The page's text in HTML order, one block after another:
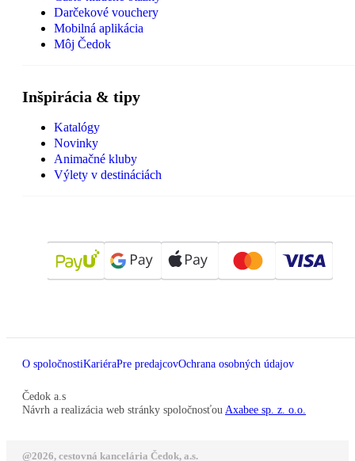
Darčekové vouchery
Mobilná aplikácia
Môj Čedok
Inšpirácia & tipy
Katalógy
Novinky
Animačné kluby
Výlety v destináciách
O spoločnostiKariéraPre predajcovOchrana osobných údajov
Čedok a.s
Návrh a realizácia web stránky spoločnosťou Axabee sp. z. o.o.
@2026, cestovná kancelária Čedok, a.s.